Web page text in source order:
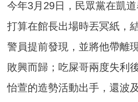
今年3月29日，民眾黨在凱
打算在館長出場時丟冥紙，
警員提前發現，並將他帶離
敗興而歸；吃屎哥兩度失利
怡萱的造勢活動出手，還波